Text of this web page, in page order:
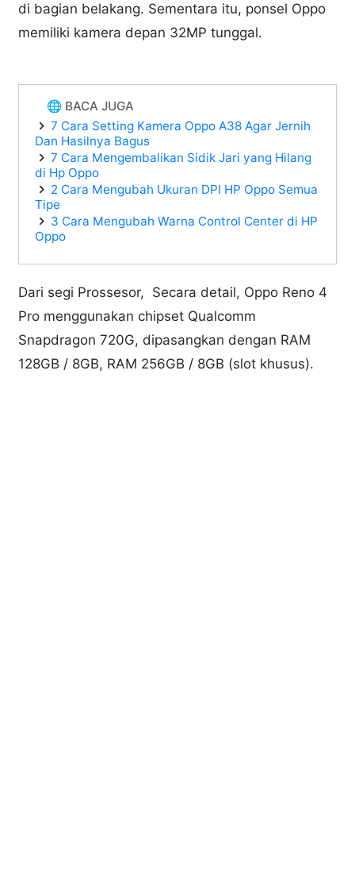
di bagian belakang. Sementara itu, ponsel Oppo
memiliki kamera depan 32MP tunggal.
🌐 BACA JUGA
7 Cara Setting Kamera Oppo A38 Agar Jernih
Dan Hasilnya Bagus
7 Cara Mengembalikan Sidik Jari yang Hilang
di Hp Oppo
2 Cara Mengubah Ukuran DPI HP Oppo Semua
Tipe
3 Cara Mengubah Warna Control Center di HP
Oppo
Dari segi Prossesor, Secara detail, Oppo Reno 4
Pro menggunakan chipset Qualcomm
Snapdragon 720G, dipasangkan dengan RAM
128GB / 8GB, RAM 256GB / 8GB (slot khusus).